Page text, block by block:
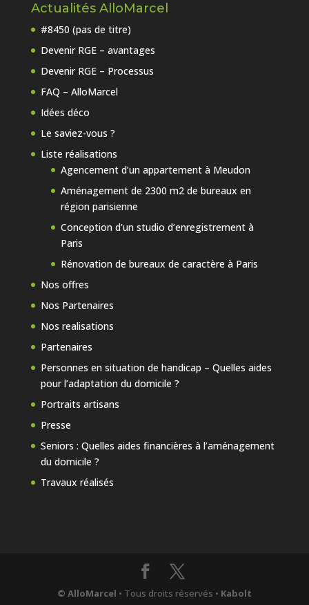
Actualités AlloMarcel
#8450 (pas de titre)
Devenir RGE – avantages
Devenir RGE – Processus
FAQ – AlloMarcel
Idées déco
Le saviez-vous ?
Liste réalisations
Agencement d’un appartement à Meudon
Aménagement de 2300 m2 de bureaux en
région parisienne
Conception d’un studio d’enregistrement à
Paris
Rénovation de bureaux de caractère à Paris
Nos offres
Nos Partenaires
Nos realisations
Partenaires
Personnes en situation de handicap – Quelles aides
pour l’adaptation du domicile ?
Portraits artisans
Presse
Seniors : Quelles aides financières à l’aménagement
du domicile ?
Travaux réalisés
© AlloMarcel • Tous droits réservés • Kabolt